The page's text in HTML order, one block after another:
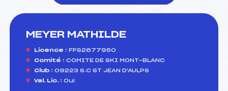
MEYER MATHILDE
Licence : FFS2677950
Comité : COMITE DE SKI MONT-BLANC
Club : 09223 S.C ST JEAN D'AULPS
Val. Lic. : Oui